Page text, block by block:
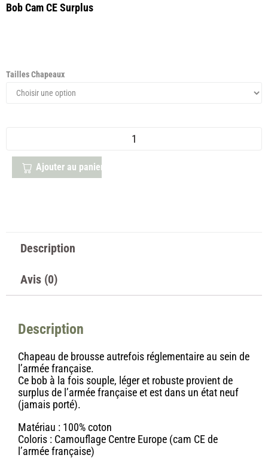
Bob Cam CE Surplus
Tailles Chapeaux
Ajouter au panier
Description
Avis (0)
Description
Chapeau de brousse autrefois réglementaire au sein de
l’armée française.
Ce bob à la fois souple, léger et robuste provient de
surplus de l’armée française et est dans un état neuf
(jamais porté).
Matériau : 100% coton
Coloris : Camouflage Centre Europe (cam CE de
l’armée française)